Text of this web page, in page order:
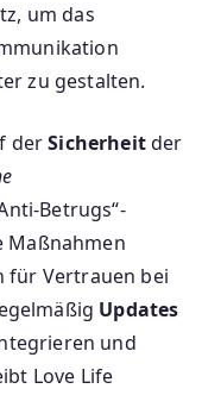
um das
zu gestalten.
derSicherheitder
Betrugs“-
Maßnahmen
für Vertrauen bei
Updates
und
Love Life